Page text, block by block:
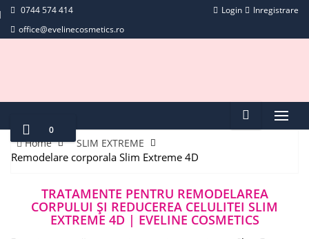
0744 574 414
office@evelinecosmetics.ro
Login Inregistrare
0
Home SLIM EXTREME
Remodelare corporala Slim Extreme 4D
TRATAMENTE PENTRU REMODELAREA
CORPULUI ȘI REDUCEREA CELULITEI SLIM
EXTREME 4D | EVELINE COSMETICS